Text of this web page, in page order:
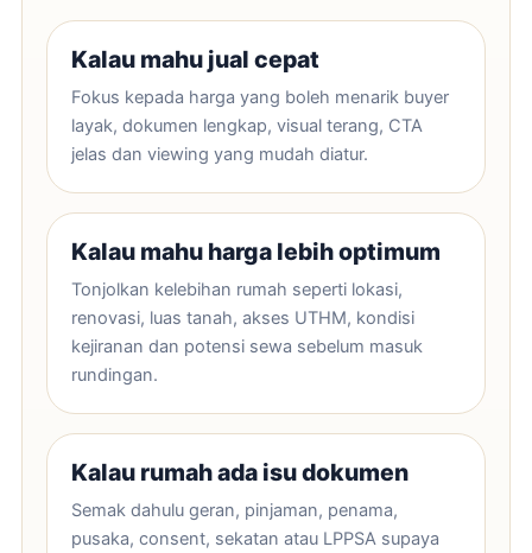
Kalau mahu jual cepat
Fokus kepada harga yang boleh menarik buyer
layak, dokumen lengkap, visual terang, CTA
jelas dan viewing yang mudah diatur.
Kalau mahu harga lebih optimum
Tonjolkan kelebihan rumah seperti lokasi,
renovasi, luas tanah, akses UTHM, kondisi
kejiranan dan potensi sewa sebelum masuk
rundingan.
Kalau rumah ada isu dokumen
Semak dahulu geran, pinjaman, penama,
pusaka, consent, sekatan atau LPPSA supaya